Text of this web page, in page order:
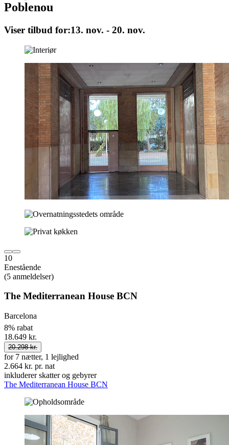
Poblenou
Viser tilbud for:13. nov. - 20. nov.
10
Enestående
(5 anmeldelser)
The Mediterranean House BCN
Barcelona
8% rabat
18.649 kr.
20.298 kr.
for 7 nætter, 1 lejlighed
2.664 kr. pr. nat
inkluderer skatter og gebyrer
The Mediterranean House BCN